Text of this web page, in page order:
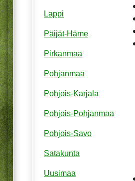
Lappi
Päijät-Häme
Pirkanmaa
Pohjanmaa
Pohjois-Karjala
Pohjois-Pohjanmaa
Pohjois-Savo
Satakunta
Uusimaa